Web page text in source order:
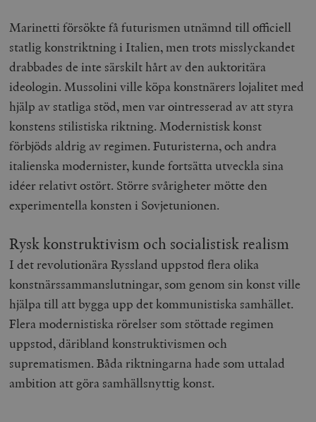
Marinetti försökte få futurismen utnämnd till officiell
statlig konstriktning i Italien, men trots misslyckandet
drabbades de inte särskilt hårt av den auktoritära
ideologin. Mussolini ville köpa konstnärers lojalitet med
hjälp av statliga stöd, men var ointresserad av att styra
konstens stilistiska riktning. Modernistisk konst
förbjöds aldrig av regimen. Futuristerna, och andra
italienska modernister, kunde fortsätta utveckla sina
idéer relativt ostört. Större svårigheter mötte den
experimentella konsten i Sovjetunionen.
Rysk konstruktivism och socialistisk realism
I det revolutionära Ryssland uppstod flera olika
konstnärssammanslutningar, som genom sin konst ville
hjälpa till att bygga upp det kommunistiska samhället.
Flera modernistiska rörelser som stöttade regimen
uppstod, däribland konstruktivismen och
suprematismen. Båda riktningarna hade som uttalad
ambition att göra samhällsnyttig konst.